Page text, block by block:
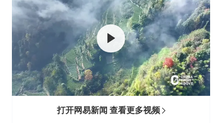
南大数院院长疑辞职信里写不想干了
小伙靠AI减肥 45天瘦40斤进了ICU
早田希娜挺进横滨女单16强
李亚鹏向地铁吐血女孩捐99999元
新华社权威快报|我国编制完成新版全月地质图
打开网易新闻 查看更多视频